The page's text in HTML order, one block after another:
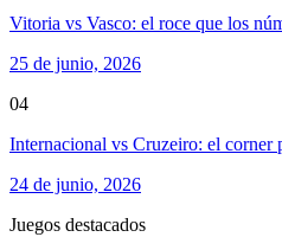
Vitoria vs Vasco: el roce que los
25 de junio, 2026
04
Internacional vs Cruzeiro: el corner
24 de junio, 2026
Juegos destacados